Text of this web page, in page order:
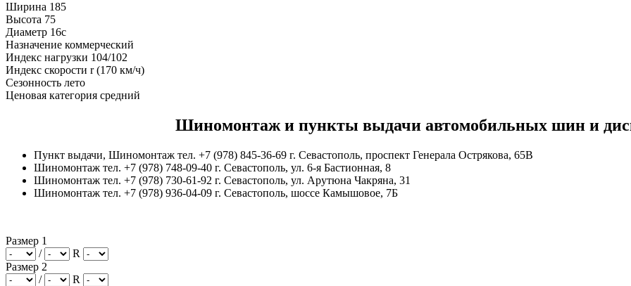
Ширина 185
Высота 75
Диаметр 16c
Назначение коммерческий
Индекс нагрузки 104/102
Индекс скорости r (170 км/ч)
Сезонность лето
Ценовая категория средний
Шиномонтаж и пункты выдачи автомобильных шин и
Пункт выдачи, Шиномонтаж тел. +7 (978) 845-36-69 г. Севастополь, проспект Генерала Острякова, 65В
Шиномонтаж тел. +7 (978) 748-09-40 г. Севастополь, ул. 6-я Бастионная, 8
Шиномонтаж тел. +7 (978) 730-61-92 г. Севастополь, ул. Арутюна Чакряна, 31
Шиномонтаж тел. +7 (978) 936-04-09 г. Севастополь, шоссе Камышовое, 7Б
Размер 1
/
R
Размер 2
/
R